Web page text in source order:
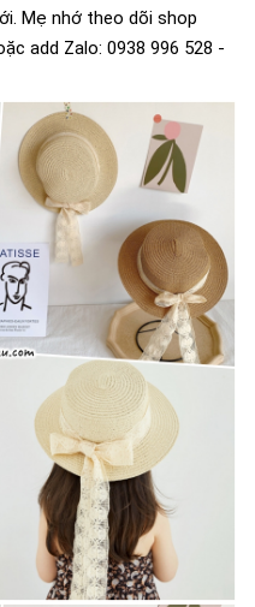
Mẹ nhớ theo dõi shop
add Zalo: 0938 996 528 -